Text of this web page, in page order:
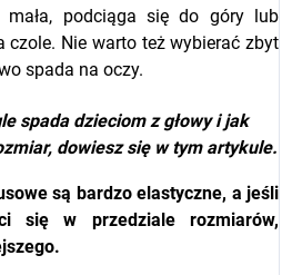
podciąga się do góry lub
czole. Nie warto też wybierać zbyt
spada na oczy.
spada dzieciom z głowy i jak
dowiesz się wtym artykule.
są bardzo elastyczne, a jeśli
się w przedziale rozmiarów,